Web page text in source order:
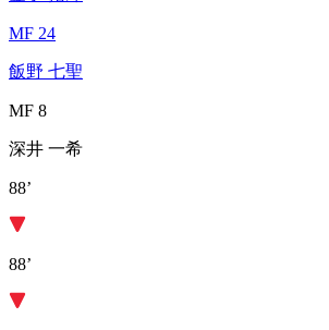
MF 24
飯野 七聖
MF 8
深井 一希
88’
88’